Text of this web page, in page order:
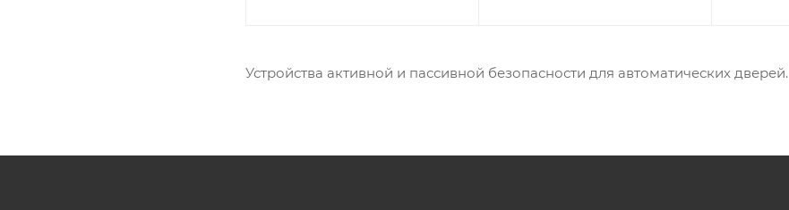
Устройства активной и пассивной безопасности для автоматических дверей.